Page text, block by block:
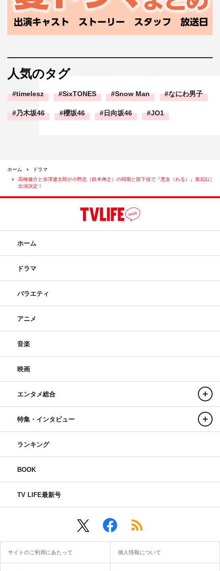
人気のタグ
timelesz SixTONES Snow Man なにわ男子
乃木坂46 櫻坂46 日向坂46 JO1
ホーム
ドラマ
高橋健介と赤澤遼太郎が小野忠（鈴木伸之）の同期と部下役で『悪女（わる）』第3話に
出演決定！
ホーム
ドラマ
バラエティ
アニメ
音楽
映画
エンタメ総合
特集・インタビュー
ランキング
BOOK
TV LIFE最新号
サイトのご利用にあたって 個人情報について